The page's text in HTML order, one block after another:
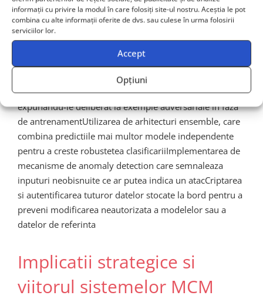
informații cu privire la modul în care folosiți site-ul nostru. Aceștia le pot
combina cu alte informații oferite de dvs. sau culese în urma folosirii
serviciilor lor.
Accept
Opțiuni
vulnerabilitatile modelelor de machine learning. Aceasta
categorie de amenintari, cunoscuta caadversarial
machine learning, reprezinta o preocupare serioasa
pentru proiectantii sistemelor MCM.
Solutiile implementate includ:
Antrenarea modelelor cu tehnici de adversarial training,
expunandu-le deliberat la exemple adversariale in faza
de antrenamentUtilizarea de arhitecturi ensemble, care
combina predictiile mai multor modele independente
pentru a creste robustetea clasificariiImplementarea de
mecanisme de anomaly detection care semnaleaza
inputuri neobisnuite ce ar putea indica un atacCriptarea
si autentificarea tuturor datelor stocate la bord pentru a
preveni modificarea neautorizata a modelelor sau a
datelor de referinta
Implicatii strategice si
viitorul sistemelor MCM